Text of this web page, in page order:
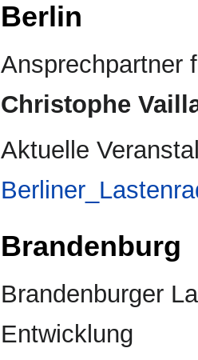
Berlin
Ansprechpartner
Christophe
Aktuelle
Brandenburg
Brandenburger
Entwicklung